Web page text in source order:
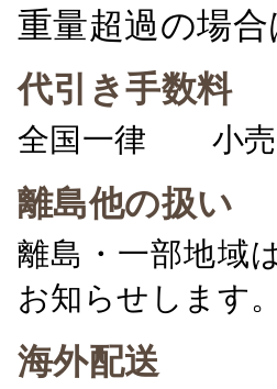
重量超過の場
代引き手数料
全国一律 小
離島他の扱い
離島・一部地域
お知らせします。
海外配送